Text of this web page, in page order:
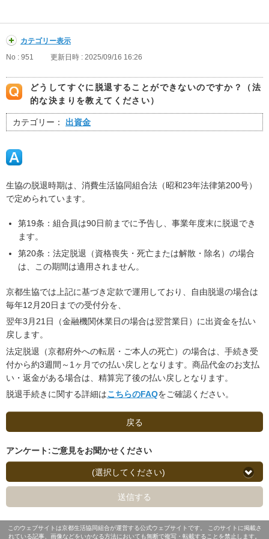
カテゴリー表示
No : 951
更新日時 : 2025/09/16 16:26
どうしてすぐに脱退することができないのですか？（法
的な決まりを教えてください）
カテゴリー： 出資金
生協の脱退時期は、消費生活協同組合法（昭和23年法律第200号）
で定められています。
第19条：組合員は90日前までに予告し、事業年度末に脱退でき
ます。
第20条：法定脱退（資格喪失・死亡または解散・除名）の場合
は、この期間は適用されません。
京都生協では上記に基づき定款で運用しており、自由脱退の場合は
毎年12月20日までの受付分を、
翌年3月21日（金融機関休業日の場合は翌営業日）に出資金を払い
戻します。
法定脱退（京都府外への転居・ご本人の死亡）の場合は、手続き受
付から約3週間～1ヶ月での払い戻しとなります。商品代金のお支払
い・返金がある場合は、精算完了後の払い戻しとなります。
脱退手続きに関する詳細はこちらのFAQをご確認ください。
戻る
アンケート:ご意見をお聞かせください
(選択してください)
送信する
このウェブサイトは京都生活協同組合が運営する公式ウェブサイトです。 このサイトに掲載さ
れている記事、画像などをいかなる方法においても無断で複写・転載することを禁止します。